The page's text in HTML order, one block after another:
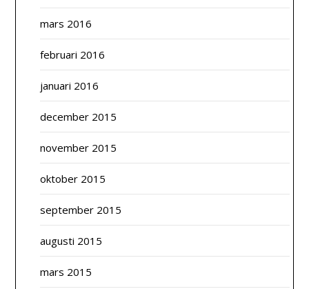
mars 2016
februari 2016
januari 2016
december 2015
november 2015
oktober 2015
september 2015
augusti 2015
mars 2015